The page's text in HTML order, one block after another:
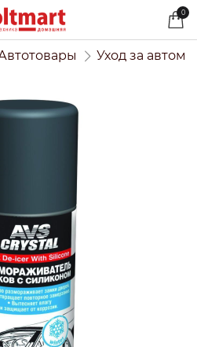
0
Уход за